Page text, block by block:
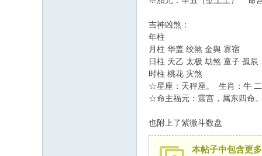
吉神凶煞：
年柱
月柱 华盖 绞煞 金舆 寡宿
日柱 天乙 太极 劫煞 童子 孤辰
时柱 桃花 灾煞
☆星座：天秤座。 生肖：牛
☆命主福元：震宫，属东四命
也附上了紫微斗数盘
本帖子中包含更